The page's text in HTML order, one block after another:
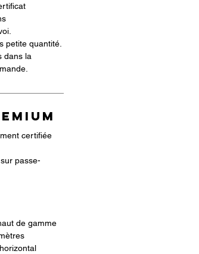
petite quantité.
dans la
certifiée
passe-
de gamme